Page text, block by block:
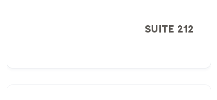
SUITE 212